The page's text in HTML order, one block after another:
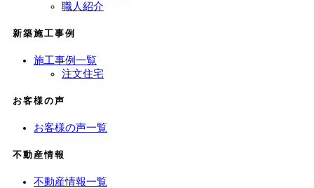
職人紹介
新築施工事例
施工事例一覧
注文住宅
お客様の声
お客様の声一覧
不動産情報
不動産情報一覧